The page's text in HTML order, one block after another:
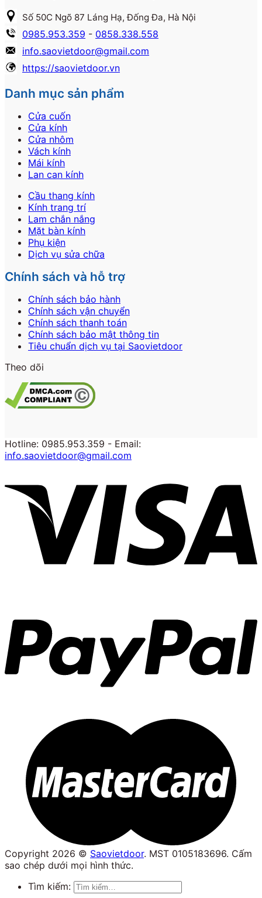
Số 50C Ngõ 87 Láng Hạ, Đống Đa, Hà Nội
0985.953.359 - 0858.338.558
info.saovietdoor@gmail.com
https://saovietdoor.vn
Danh mục sản phẩm
Cửa cuốn
Cửa kính
Cửa nhôm
Vách kính
Mái kính
Lan can kính
Cầu thang kính
Kính trang trí
Lam chắn nắng
Mặt bàn kính
Phụ kiện
Dịch vụ sửa chữa
Chính sách và hỗ trợ
Chính sách bảo hành
Chính sách vận chuyển
Chính sách thanh toán
Chính sách bảo mật thông tin
Tiêu chuẩn dịch vụ tại Saovietdoor
Theo dõi
Hotline: 0985.953.359 - Email:
info.saovietdoor@gmail.com
Copyright 2026 © Saovietdoor. MST 0105183696. Cấm
sao chép dưới mọi hình thức.
Tìm kiếm: